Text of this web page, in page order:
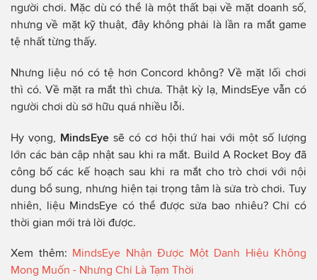
người chơi. Mặc dù có thể là một thất bại về mặt doanh số,
nhưng về mặt kỹ thuật, đây không phải là lần ra mắt game
tệ nhất từng thấy.
Nhưng liệu nó có tệ hơn Concord không? Về mặt lối chơi
thì có. Về mặt ra mắt thì chưa. Thật kỳ lạ, MindsEye vẫn có
người chơi dù sở hữu quá nhiều lỗi.
Hy vọng, MindsEyesẽ có cơ hội thứ hai với một số lượng
lớn các bản cập nhật sau khi ra mắt. Build A Rocket Boy đã
công bố các kế hoạch sau khi ra mắt cho trò chơi với nội
dung bổ sung, nhưng hiện tại trọng tâm là sửa trò chơi. Tuy
nhiên, liệu MindsEye có thể được sửa bao nhiêu? Chỉ có
thời gian mới trả lời được.
Xem thêm: MindsEye Nhận Được Một Danh Hiệu Không
Mong Muốn - Nhưng Chỉ Là Tạm Thời